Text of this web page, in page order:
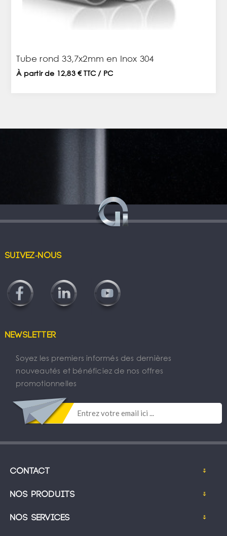
Tube rond 33,7x2mm en Inox 304
À partir de 12,83 € TTC / PC
Suivez-nous
Newsletter
Soyez les premiers informés des dernières
nouveautés et bénéficiez de nos offres
promotionnelles
Contact
Nos produits
Nos services